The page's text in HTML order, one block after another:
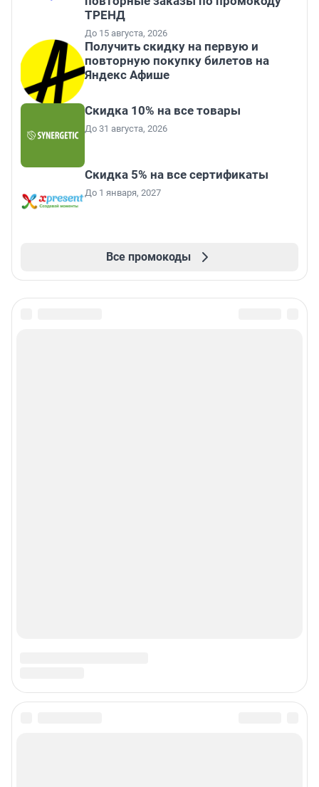
ТРЕНД
До 15 августа, 2026
Получить скидку на первую и
повторную покупку билетов на
Яндекс Афише
Скидка 10% на все товары
До 31 августа, 2026
Скидка 5% на все сертификаты
До 1 января, 2027
Все промокоды